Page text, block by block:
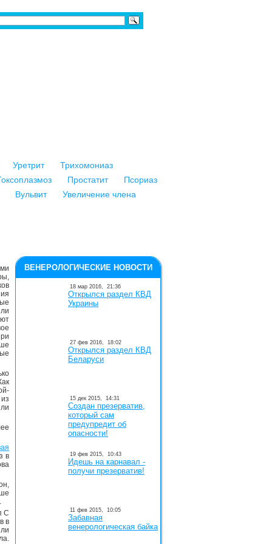
Уретрит
Трихомониаз
Простатит
Псориаз
Вульвит Увеличение члена
в
С
в
ВЕНЕРОЛОГИЧЕСКИЕ НОВОСТИ
18 мар 2016, 21:36
Открылся раздел КВД
Украины
27 фев 2016, 18:02
Открылся раздел КВД
Беларуси
15 дек 2015, 14:31
Создан презерватив,
который сам
предупредит об
опасности!
19 фев 2015, 10:43
Идешь на карнавал -
получи презерватив!
11 фев 2015, 10:05
Забавная
венерологическая байка